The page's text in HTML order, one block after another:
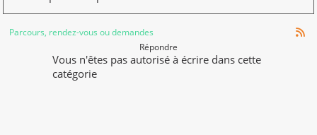
Parcours, rendez-vous ou demandes
Répondre
Vous n'êtes pas autorisé à écrire dans cette
catégorie